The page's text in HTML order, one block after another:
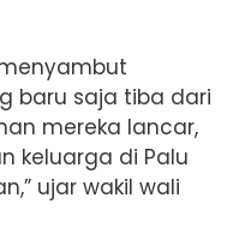
baru saja tiba dari
mereka lancar,
keluarga di Palu
ujar wakil wali